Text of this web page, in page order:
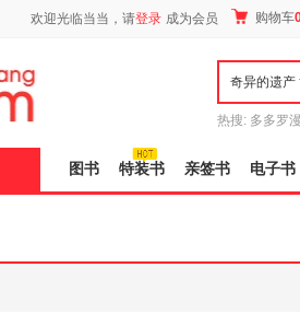
欢迎光临当当，请登录 成为会员 购物车
热搜: 多多罗
图书 特装书 亲签书 电子书